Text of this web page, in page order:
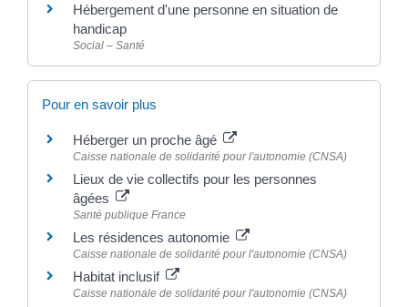
Hébergement d'une personne en situation de
handicap
Social – Santé
Pour en savoir plus
Héberger un proche âgé
Caisse nationale de solidarité pour l'autonomie (CNSA)
Lieux de vie collectifs pour les personnes
âgées
Santé publique France
Les résidences autonomie
Caisse nationale de solidarité pour l'autonomie (CNSA)
Habitat inclusif
Caisse nationale de solidarité pour l'autonomie (CNSA)